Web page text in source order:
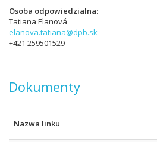
Osoba odpowiedzialna
Tatiana Elanová
elanova.tatiana@dpb.sk
+421 259501529
Dokumenty
Nazwa linku